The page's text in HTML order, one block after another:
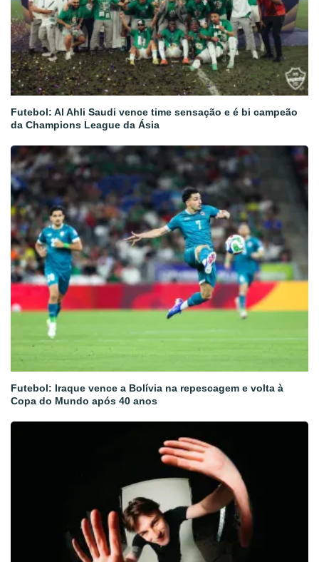
Futebol: Al Ahli Saudi vence time sensação e é bi campeão
da Champions League da Ásia
Futebol: Iraque vence a Bolívia na repescagem e volta à
Copa do Mundo após 40 anos